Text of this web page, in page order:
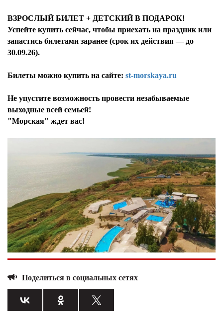
ВЗРОСЛЫЙ БИЛЕТ + ДЕТСКИЙ В ПОДАРОК!
Успейте купить сейчас, чтобы приехать на праздник или
запастись билетами заранее (срок их действия — до
30.09.26).
Билеты можно купить на сайте: st-morskaya.ru
Не упустите возможность провести незабываемые
выходные всей семьей!
"Морская" ждет вас!
Поделиться в социальных сетях